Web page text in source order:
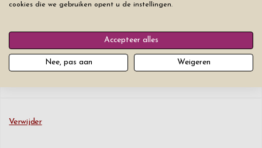
Lettergrootte
Verwijder
cookies die we gebruiken opent u de instellingen.
Accepteer alles
Nee, pas aan Weigeren